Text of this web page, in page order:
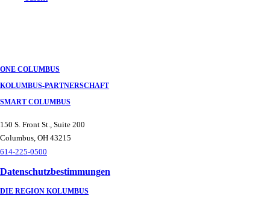
ONE COLUMBUS
KOLUMBUS-PARTNERSCHAFT
SMART COLUMBUS
150 S. Front St., Suite 200
Columbus, OH 43215
614-225-0500
Datenschutzbestimmungen
DIE REGION KOLUMBUS